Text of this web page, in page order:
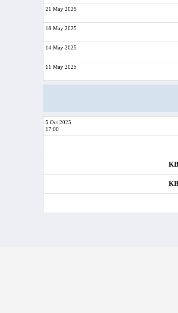
21 May 2025
18 May 2025
14 May 2025
11 May 2025
5 Oct 2025
17:00